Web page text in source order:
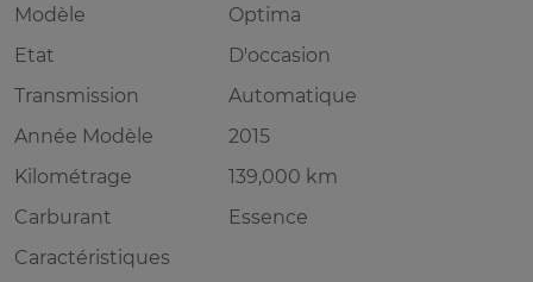
Modèle
Optima
Etat
D'occasion
Transmission
Automatique
Année Modèle
2015
Kilométrage
139,000 km
Carburant
Essence
Caractéristiques